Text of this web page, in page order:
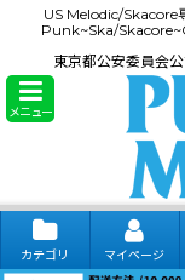
US Melodic/
Punk~Ska/
東京都公安委員会
メニュー
カテゴリ マイページ